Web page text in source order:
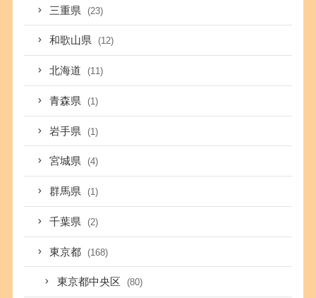
三重県 (23)
和歌山県 (12)
北海道 (11)
青森県 (1)
岩手県 (1)
宮城県 (4)
群馬県 (1)
千葉県 (2)
東京都 (168)
東京都中央区 (80)